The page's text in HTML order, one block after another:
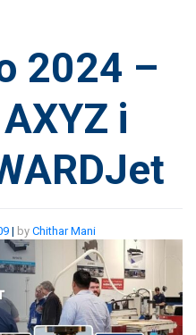
2024 –
i
| by Chithar Mani